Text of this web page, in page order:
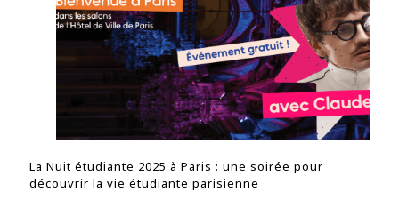
La Nuit étudiante 2025 à Paris : une soirée pour
découvrir la vie étudiante parisienne